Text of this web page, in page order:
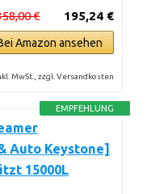
195,24 €
€
Amazon ansehen
MwSt., zzgl. Versandkosten
EMPFEHLUNG
Auto Keystone]
15000L